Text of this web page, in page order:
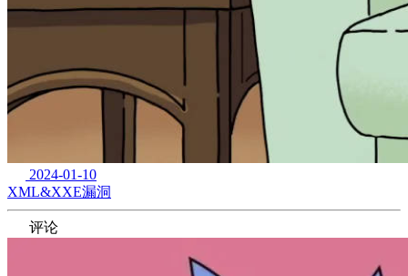
2024-01-10
XML&XXE漏洞
评论